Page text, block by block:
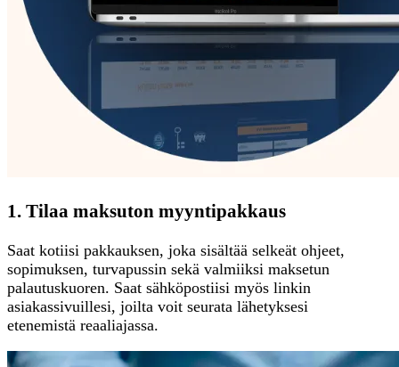
1. Tilaa maksuton myyntipakkaus
Saat kotiisi pakkauksen, joka sisältää selkeät ohjeet,
sopimuksen, turvapussin sekä valmiiksi maksetun
palautuskuoren. Saat sähköpostiisi myös linkin
asiakassivuillesi, joilta voit seurata lähetyksesi
etenemistä reaaliajassa.